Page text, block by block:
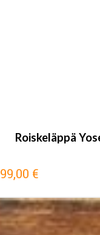
Roiskeläppä
99,00 €